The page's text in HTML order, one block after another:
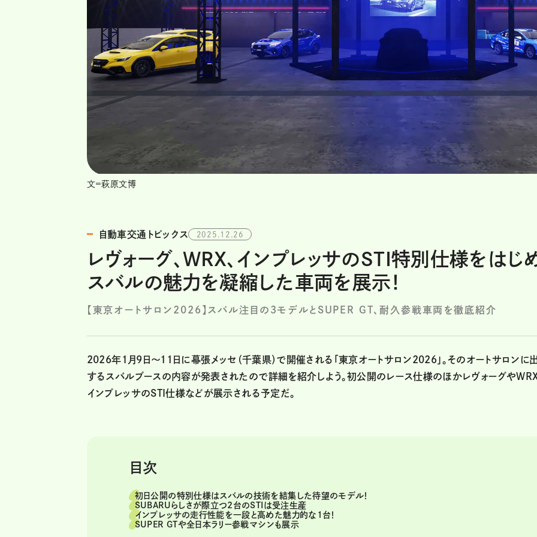
文=萩原文博
自動車交通トピックス 2025.12.26
レヴォーグ、WRX、インプレッサのSTI特別仕様をはじ
スバルの魅力を凝縮した車両を展示！
【東京オートサロン2026】スバル注目の３モデルとSUPER GT、耐久参戦車両を徹底紹介
2026年１月9日～11日に幕張メッセ（千葉県）で開催される「東京オートサロン2026」。そのオートサロンに
するスバルブースの内容が発表されたので詳細を紹介しよう。初公開のレース仕様のほかレヴォーグやWRX
インプレッサのSTI仕様などが展示される予定だ。
目次
初日公開の特別仕様はスバルの技術を結集した待望のモデル！
SUBARUらしさが際立つ2台のSTIは受注生産
インプレッサの走行性能を一段と高めた魅力的な1台！
SUPER GTや全日本ラリー参戦マシンも展示